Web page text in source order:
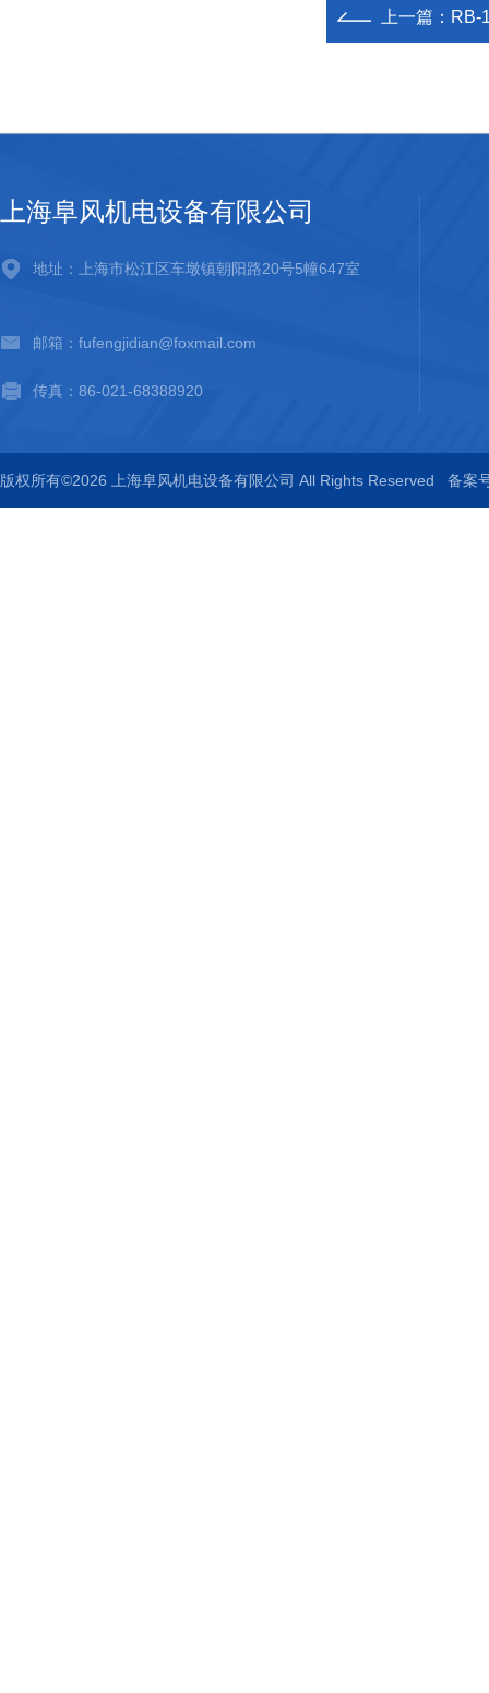
上一篇： RB-
上海阜风机电设备有限公司
地址：上海市松江区车墩镇朝阳路20号5幢647室
邮箱：fufengjidian@foxmail.com
传真：86-021-68388920
版权所有©2026 上海阜风机电设备有限公司 All Rights Reserved 备案